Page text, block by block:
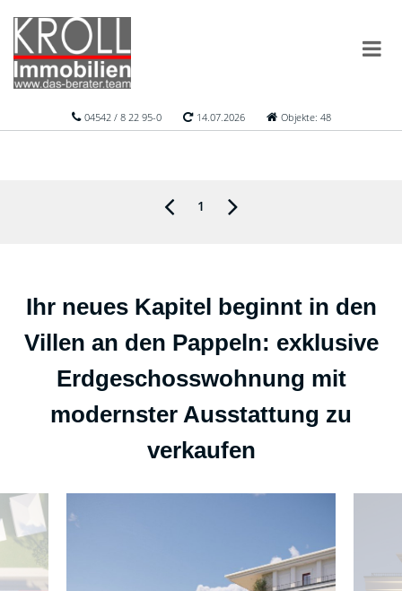
04542 / 8 22 95-0 14.07.2026 Objekte: 48
1
Ihr neues Kapitel beginnt in den
Villen an den Pappeln: exklusive
Erdgeschosswohnung mit
modernster Ausstattung zu
verkaufen